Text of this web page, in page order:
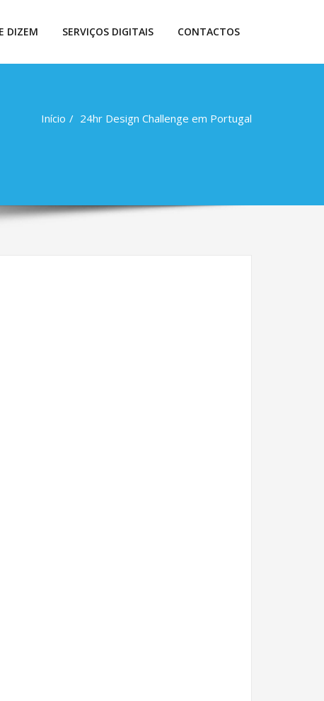
DIZEM SERVIÇOS DIGITAIS CONTACTOS
Início 24hr Design Challenge em Portugal